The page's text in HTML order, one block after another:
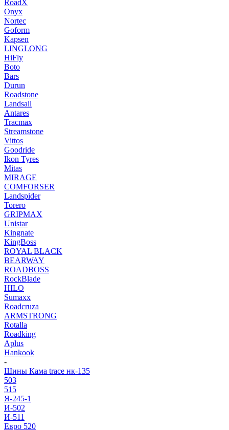
RoadX
Onyx
Nortec
Goform
Kapsen
LINGLONG
HiFly
Boto
Bars
Durun
Roadstone
Landsail
Antares
Tracmax
Streamstone
Vittos
Goodride
Ikon Tyres
Mitas
MIRAGE
COMFORSER
Landspider
Torero
GRIPMAX
Unistar
Kingnate
KingBoss
ROYAL BLACK
BEARWAY
ROADBOSS
RockBlade
HILO
Sumaxx
Roadcruza
ARMSTRONG
Rotalla
Roadking
Aplus
Hankook
-
Шины Кама trace нк-135
503
515
Я-245-1
И-502
И-511
Евро 520